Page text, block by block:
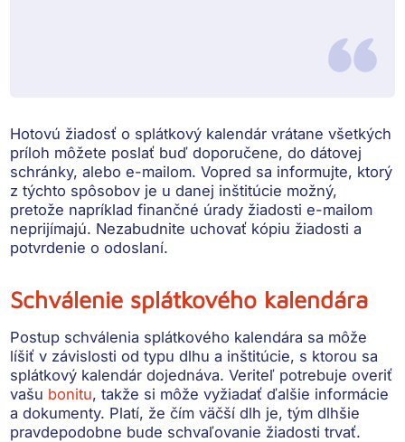
Hotovú žiadosť o splátkový kalendár vrátane všetkých
príloh môžete poslať buďdoporučene, do dátovej
schránky, alebo e-mailom. Vopred sa informujte, ktorý
z týchto spôsobov je u danej inštitúcie možný,
pretože napríklad finančné úrady žiadosti e-mailom
neprijímajú. Nezabudnite uchovať kópiu žiadosti a
potvrdenie o odoslaní.
Schválenie splátkového kalendára
Postup schválenia splátkového kalendára sa môže
líšiť v závislosti od typu dlhu a inštitúcie, s ktorou sa
splátkový kalendár dojednáva. Veriteľ potrebuje overiť
vašu bonitu, takže si môže vyžiadať ďalšie informácie
a dokumenty. Platí, že čím väčší dlh je, tým dlhšie
pravdepodobne bude schvaľovanie žiadosti trvať.